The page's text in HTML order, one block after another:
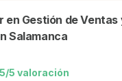
Salamanca
5/5 valoración